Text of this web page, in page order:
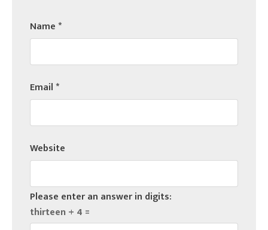
Name*
Email*
Website
Please enter an answer in digits:
thirteen + 4 =